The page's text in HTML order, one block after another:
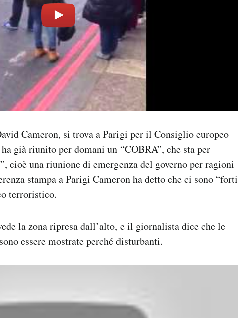
Cameron, si trova a Parigi per il Consiglio europeo
già riunito per domani un “COBRA”, che sta per
cioè una riunione di emergenza del governo per ragioni
stampa a Parigi Cameron ha detto che ci sono “forti
terroristico.
la zona ripresa dall’alto, e il giornalista dice che le
essere mostrate perché disturbanti.